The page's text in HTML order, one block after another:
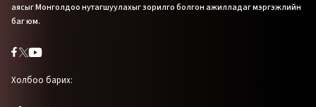
аясыг Монголдоо нутагшуулахыг зорилго болгон ажилладаг мэргэжлийн
баг юм.
Холбоо барих: